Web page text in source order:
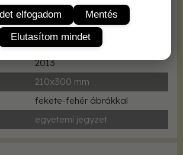
2001040000867
fűzve
99 oldal
2013
210x300 mm
fekete-fehér ábrákkal
egyetemi jegyzet
elfogadom
Mentés
Elutasítom mindet